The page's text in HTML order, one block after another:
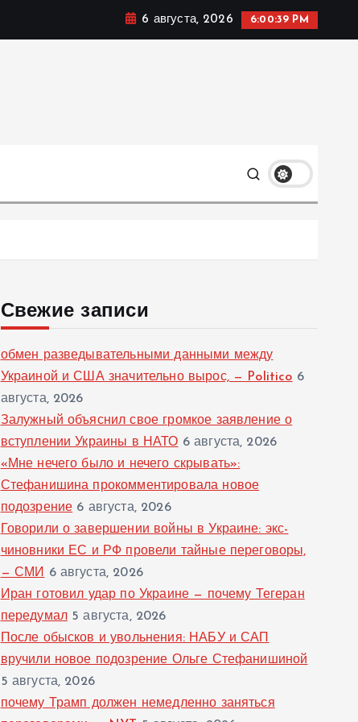
6 августа, 2026 6:00:40 PM
Свежие записи
обмен разведывательными данными между
Украиной и США значительно вырос, — Politico 6
августа, 2026
Залужный объяснил свое громкое заявление о
вступлении Украины в НАТО 6 августа, 2026
«Мне нечего было и нечего скрывать»:
Стефанишина прокомментировала новое
подозрение 6 августа, 2026
Говорили о завершении войны в Украине: экс-
чиновники ЕС и РФ провели тайные переговоры,
— СМИ 6 августа, 2026
Иран готовил удар по Украине — почему Тегеран
передумал 5 августа, 2026
После обысков и увольнения: НАБУ и САП
вручили новое подозрение Ольге Стефанишиной
5 августа, 2026
почему Трамп должен немедленно заняться